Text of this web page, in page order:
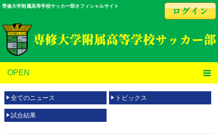
専修大学附属高等学校サッカー部オフィシャルサイト
OPEN
全てのニュース トピックス
試合結果